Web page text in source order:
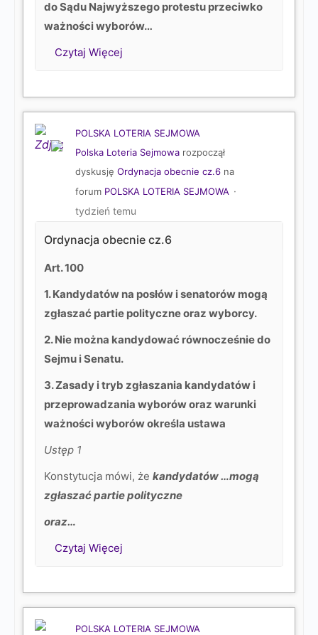
do Sądu Najwyższego protestu przeciwko
ważności wyborów…
Czytaj Więcej
POLSKA LOTERIA SEJMOWA
Polska Loteria Sejmowarozpoczął
dyskusję Ordynacja obecnie cz.6na
forum POLSKA LOTERIA SEJMOWA
tydzień temu
Ordynacja obecnie cz.6
Art. 100
1. Kandydatów na posłów i senatorów mogą
zgłaszać partie polityczne oraz wyborcy.
2. Nie można kandydować równocześnie do
Sejmu i Senatu.
3. Zasady i tryb zgłaszania kandydatów i
przeprowadzania wyborów oraz warunki
ważności wyborów określa ustawa
Ustęp 1
Konstytucja mówi, żekandydatów …mogą
zgłaszać partie polityczne
oraz…
Czytaj Więcej
POLSKA LOTERIA SEJMOWA